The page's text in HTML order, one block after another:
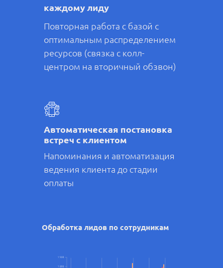
Повторная работа с базой с
оптимальным распределением
ресурсов (связка с колл-
центром на вторичный обзвон)
Напоминания и автоматизация
ведения клиента до стадии
оплаты
каждому лиду
Автоматическая постановка
встреч с клиентом
Обработка лидов по сотрудникам